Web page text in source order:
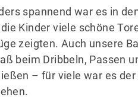
spannend war es in
Kinder viele schöne
zeigten. Auch unsere
beim Dribbeln, Passen
– für viele war es der
(07031) 65 35 30
sport@tsv-